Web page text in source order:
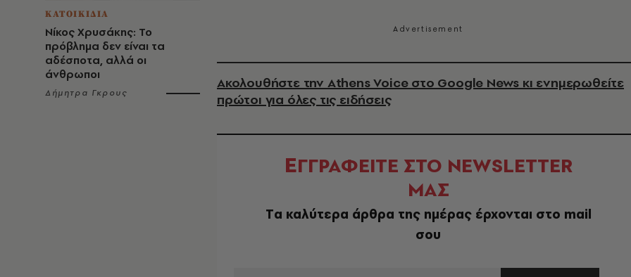
ΚΑΤΟΙΚΙΔΙΑ
Νίκος Χρυσάκης: Το
πρόβλημα δεν είναι τα
αδέσποτα, αλλά οι
άνθρωποι
Δήμητρα Γκρους
Ακολουθήστε την Athens Voice στο Google News κι ενημερωθείτε
πρώτοι για όλες τις ειδήσεις
ΕΓΓΡΑΦΕΙΤΕ ΣΤΟ NEWSLETTER
ΜΑΣ
Tα καλύτερα άρθρα της ημέρας έρχονται στο mail
σου